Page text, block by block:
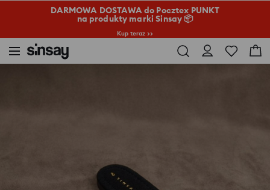
DARMOWA DOSTAWA do Pocztex PUNKT
na produkty marki Sinsay 📦
Kup teraz >>